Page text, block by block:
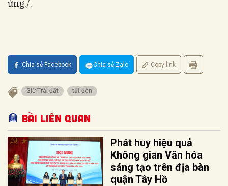
ứng./.
Chia sẻ Facebook Chia sẻ Zalo Copy link
Giờ Trái đất tắt đèn
Bài liên quan
Phát huy hiệu quả
Không gian Văn hóa
sáng tạo trên địa bàn
quận Tây Hồ